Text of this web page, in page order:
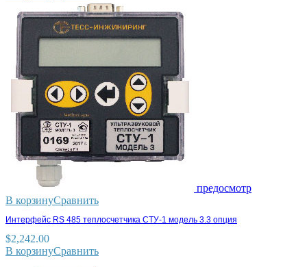
предосмотр
В корзинуСравнить
Интерфейс RS 485 теплосчетчика СТУ-1 модель 3.3 опция
$2,242.00
В корзинуСравнить